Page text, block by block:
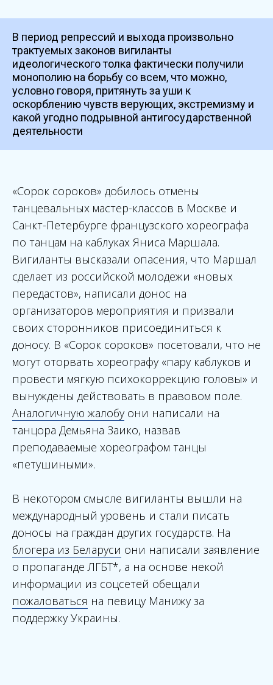
В период репрессий и выхода произвольно
трактуемых законов вигиланты
идеологического толка фактически получили
монополию на борьбу со всем, что можно,
условно говоря, притянуть за уши к
оскорблению чувств верующих, экстремизму и
какой угодно подрывной антигосударственной
деятельности
«Сорок сороков» добилось отмены
танцевальных мастер-классов в Москве и
Санкт-Петербурге французского хореографа
по танцам на каблуках Яниса Маршала.
Вигиланты высказали опасения, что Маршал
сделает из российской молодежи «новых
передастов», написали донос на
организаторов мероприятия и призвали
своих сторонников присоединиться к
доносу. В «Сорок сороков» посетовали, что не
могут оторвать хореографу «пару каблуков и
провести мягкую психокоррекцию головы» и
вынуждены действовать в правовом поле.
Аналогичную жалобуони написали на
танцора Демьяна Заико, назвав
преподаваемые хореографом танцы
«петушиными».
В некотором смысле вигиланты вышли на
международный уровень и стали писать
доносы на граждан других государств. На
блогера из Беларуси они написали заявление
о пропаганде ЛГБТ*, а на основе некой
информации из соцсетей обещали
пожаловаться на певицу Манижу за
поддержку Украины.